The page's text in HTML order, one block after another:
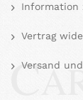
Information
Vertrag
Versand